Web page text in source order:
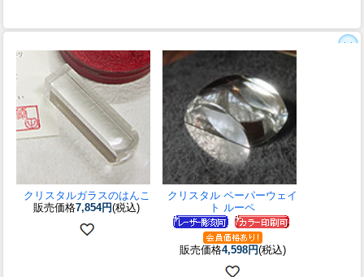
クリスタルガラスのはんこ
販売価格7,854円(税込)
クリスタル ペーパーウェイ
ト ルーペ
販売価格4,598円(税込)